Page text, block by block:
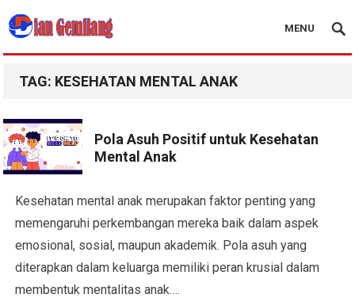
Blog Dian Gemilang
MENU
TAG: KESEHATAN MENTAL ANAK
Pola Asuh Positif untuk Kesehatan
Mental Anak
Kesehatan mental anak merupakan faktor penting yang
memengaruhi perkembangan mereka baik dalam aspek
emosional, sosial, maupun akademik. Pola asuh yang
diterapkan dalam keluarga memiliki peran krusial dalam
membentuk mentalitas anak….